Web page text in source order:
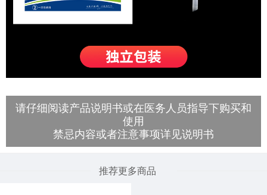
请仔细阅读产品说明书或在医务人员指导下购买和
使用
禁忌内容或者注意事项详见说明书
推荐更多商品